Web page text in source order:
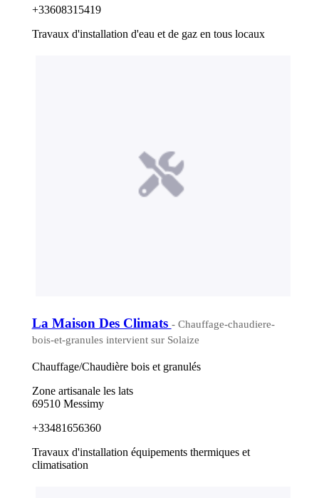
+33608315419
Travaux d'installation d'eau et de gaz en tous locaux
La Maison Des Climats - Chauffage-chaudiere-
bois-et-granules intervient sur Solaize
Chauffage/Chaudière bois et granulés
Zone artisanale les lats
69510 Messimy
+33481656360
Travaux d'installation équipements thermiques et
climatisation